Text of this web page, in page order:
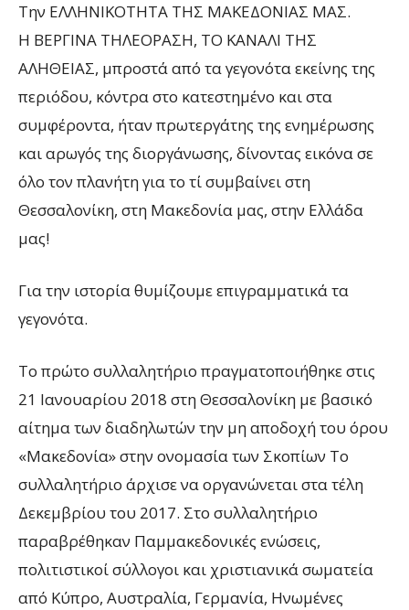
Την ΕΛΛΗΝΙΚΟΤΗΤΑ ΤΗΣ ΜΑΚΕΔΟΝΙΑΣ ΜΑΣ.
Η ΒΕΡΓΙΝΑ ΤΗΛΕΟΡΑΣΗ, ΤΟ ΚΑΝΑΛΙ ΤΗΣ
ΑΛΗΘΕΙΑΣ, μπροστά από τα γεγονότα εκείνης της
περιόδου, κόντρα στο κατεστημένο και στα
συμφέροντα, ήταν πρωτεργάτης της ενημέρωσης
και αρωγός της διοργάνωσης, δίνοντας εικόνα σε
όλο τον πλανήτη για το τί συμβαίνει στη
Θεσσαλονίκη, στη Μακεδονία μας, στην Ελλάδα
μας!
Για την ιστορία θυμίζουμε επιγραμματικά τα
γεγονότα.
Το πρώτο συλλαλητήριο πραγματοποιήθηκε στις
21 Ιανουαρίου 2018 στη Θεσσαλονίκη με βασικό
αίτημα των διαδηλωτών την μη αποδοχή του όρου
«Μακεδονία» στην ονομασία των Σκοπίων Το
συλλαλητήριο άρχισε να οργανώνεται στα τέλη
Δεκεμβρίου του 2017. Στο συλλαλητήριο
παραβρέθηκαν Παμμακεδονικές ενώσεις,
πολιτιστικοί σύλλογοι και χριστιανικά σωματεία
από Κύπρο, Αυστραλία, Γερμανία, Ηνωμένες